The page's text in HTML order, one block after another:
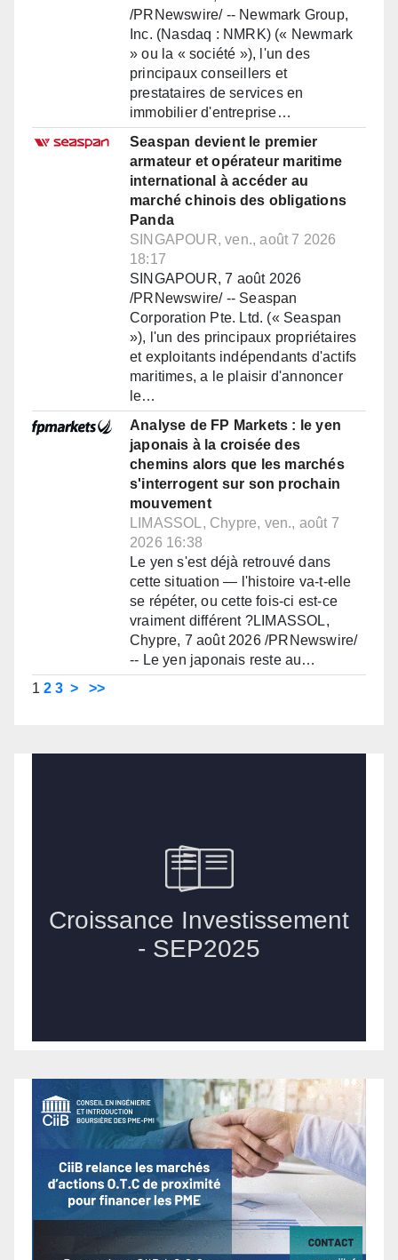
/PRNewswire/ -- Newmark Group,
Inc. (Nasdaq : NMRK) (« Newmark
» ou la « société »), l'un des
principaux conseillers et
prestataires de services en
immobilier d'entreprise…
Seaspan devient le premier
armateur et opérateur maritime
international à accéder au
marché chinois des obligations
Panda
SINGAPOUR, ven., août 7 2026
18:17
SINGAPOUR, 7 août 2026
/PRNewswire/ -- Seaspan
Corporation Pte. Ltd. (« Seaspan
»), l'un des principaux propriétaires
et exploitants indépendants d'actifs
maritimes, a le plaisir d'annoncer
le…
Analyse de FP Markets : le yen
japonais à la croisée des
chemins alors que les marchés
s'interrogent sur son prochain
mouvement
LIMASSOL, Chypre, ven., août 7
2026 16:38
Le yen s'est déjà retrouvé dans
cette situation — l'histoire va-t-elle
se répéter, ou cette fois-ci est-ce
vraiment différent ?LIMASSOL,
Chypre, 7 août 2026 /PRNewswire/
-- Le yen japonais reste au…
1 2 3 > >>